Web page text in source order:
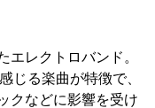
エレクトロバンド。
じる楽曲が特徴で、
クなどに影響を受け